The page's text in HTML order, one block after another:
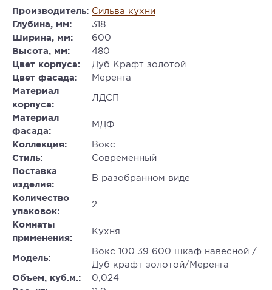
Производитель: Сильва кухни
Глубина, мм:
318
Ширина, мм:
600
Высота, мм:
480
Цвет корпуса:
Дуб Крафт золотой
Цвет фасада:
Меренга
Материал
корпуса:
ЛДСП
Материал
фасада:
МДФ
Коллекция:
Вокс
Стиль:
Современный
Поставка
изделия:
В разобранном виде
Количество
упаковок:
2
Комнаты
применения:
Кухня
Модель:
Вокс 100.39 600 шкаф навесной /
Дуб крафт золотой/Меренга
Объем, куб.м.:
0,024